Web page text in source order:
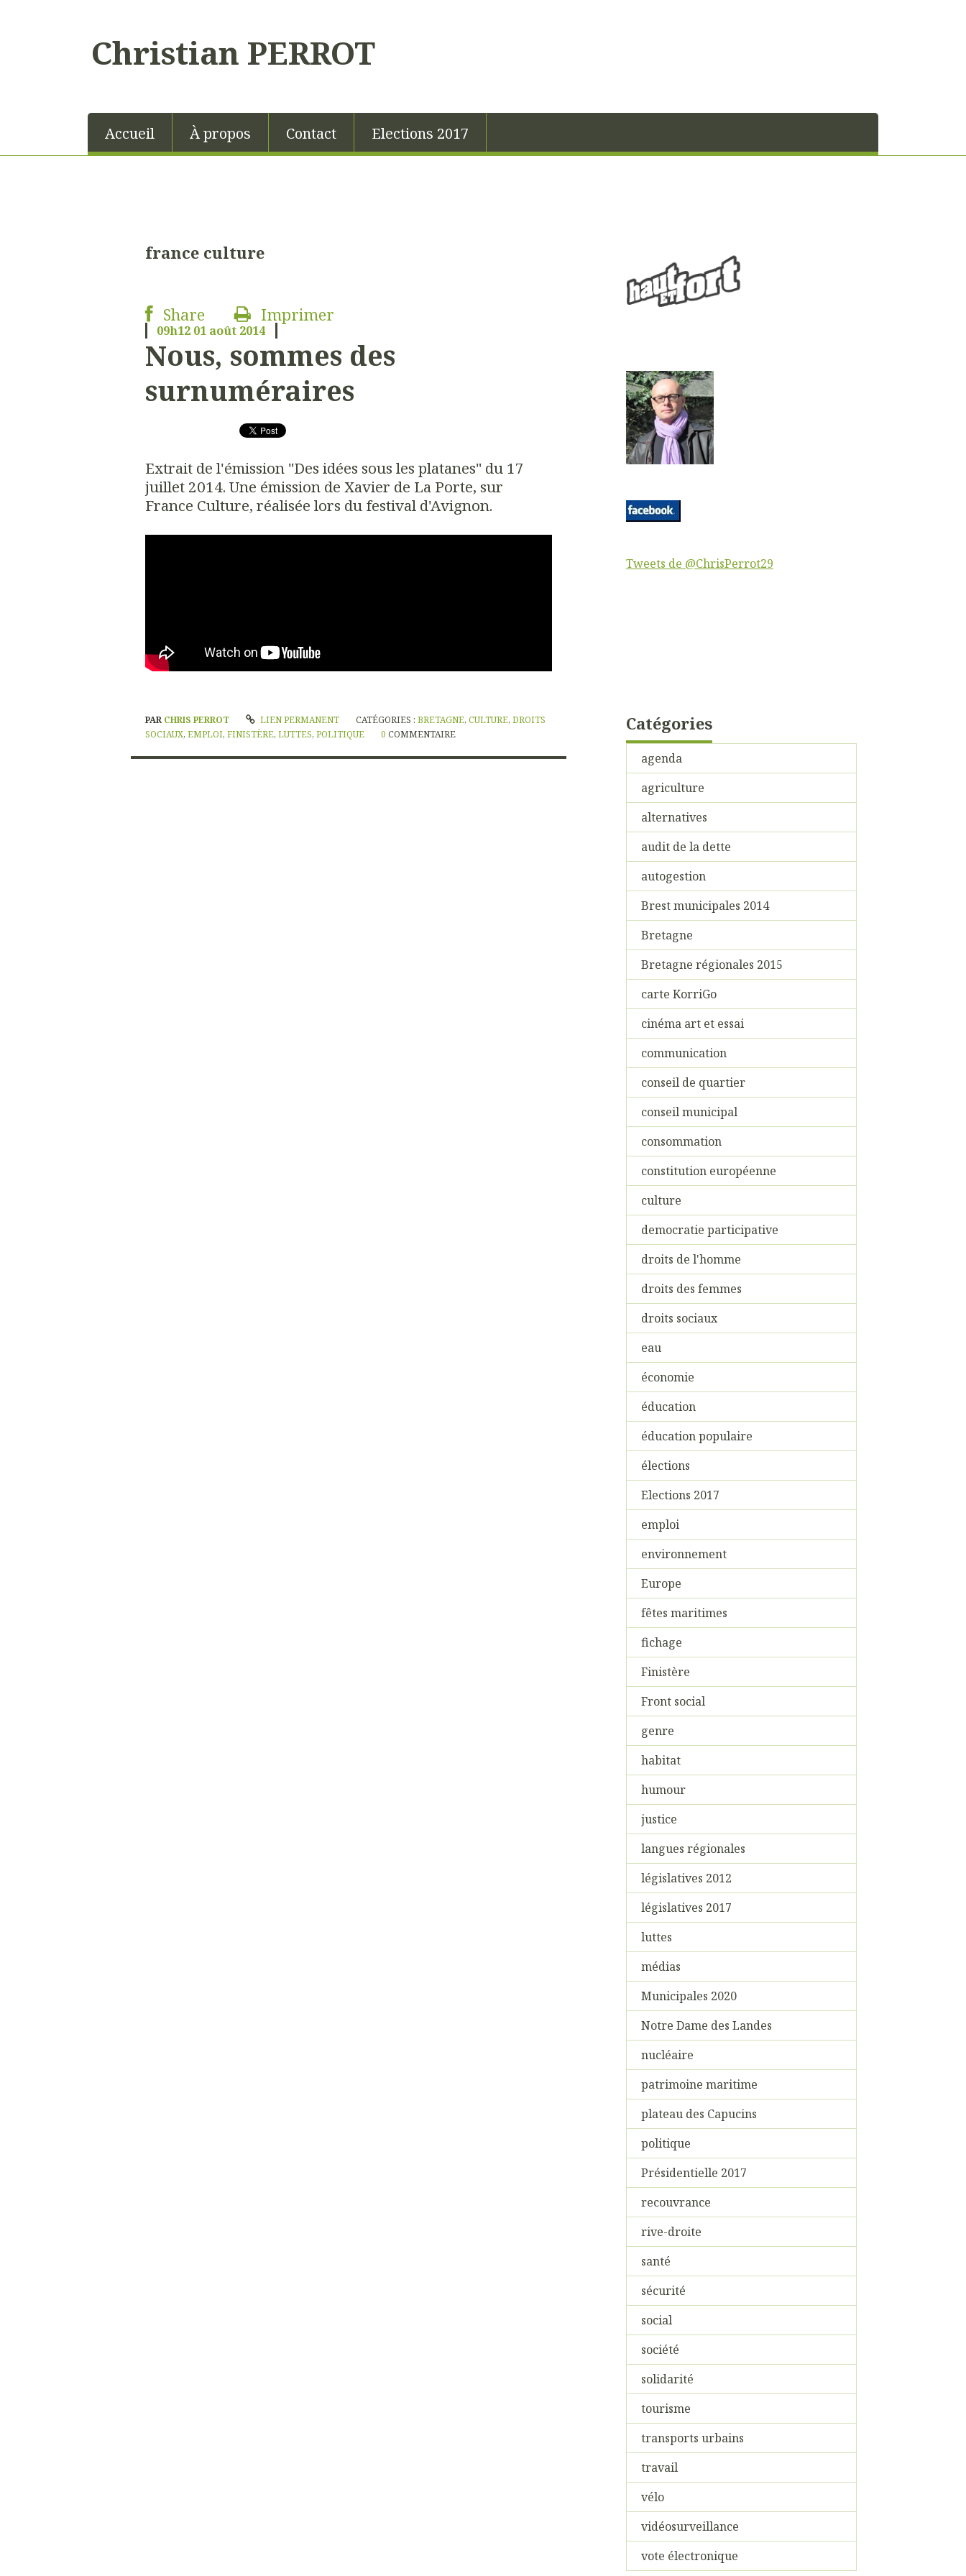
Christian PERROT
Accueil À propos Contact Elections 2017
france culture
Share Imprimer
09h12 01 août 2014
Nous, sommes des
surnuméraires
Extrait de l'émission "Des idées sous les platanes" du 17
juillet 2014. Une émission de Xavier de La Porte, sur
France Culture, réalisée lors du festival d'Avignon.
PAR CHRIS PERROT LIEN PERMANENT CATÉGORIES :BRETAGNE,CULTURE,DROITS
SOCIAUX, EMPLOI, FINISTÈRE, LUTTES, POLITIQUE 0 COMMENTAIRE
Tweets de @ChrisPerrot29
Catégories
agenda
agriculture
alternatives
audit de la dette
autogestion
Brest municipales 2014
Bretagne
Bretagne régionales 2015
carte KorriGo
cinéma art et essai
communication
conseil de quartier
conseil municipal
consommation
constitution européenne
culture
democratie participative
droits de l'homme
droits des femmes
droits sociaux
eau
économie
éducation
éducation populaire
élections
Elections 2017
emploi
environnement
Europe
fêtes maritimes
fichage
Finistère
Front social
genre
habitat
humour
justice
langues régionales
législatives 2012
législatives 2017
luttes
médias
Municipales 2020
Notre Dame des Landes
nucléaire
patrimoine maritime
plateau des Capucins
politique
Présidentielle 2017
recouvrance
rive-droite
santé
sécurité
social
société
solidarité
tourisme
transports urbains
travail
vélo
vidéosurveillance
vote électronique